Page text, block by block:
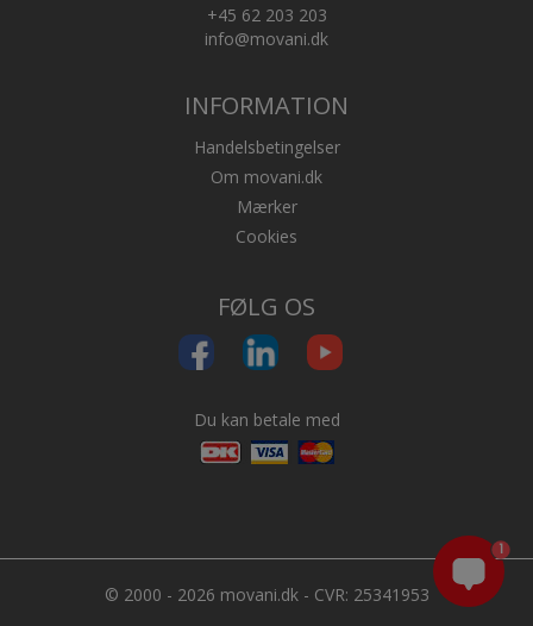
+45 62 203 203
info@movani.dk
INFORMATION
Handelsbetingelser
Om movani.dk
Mærker
Cookies
FØLG OS
Du kan betale med
© 2000 - 2026 movani.dk - CVR: 25341953
1